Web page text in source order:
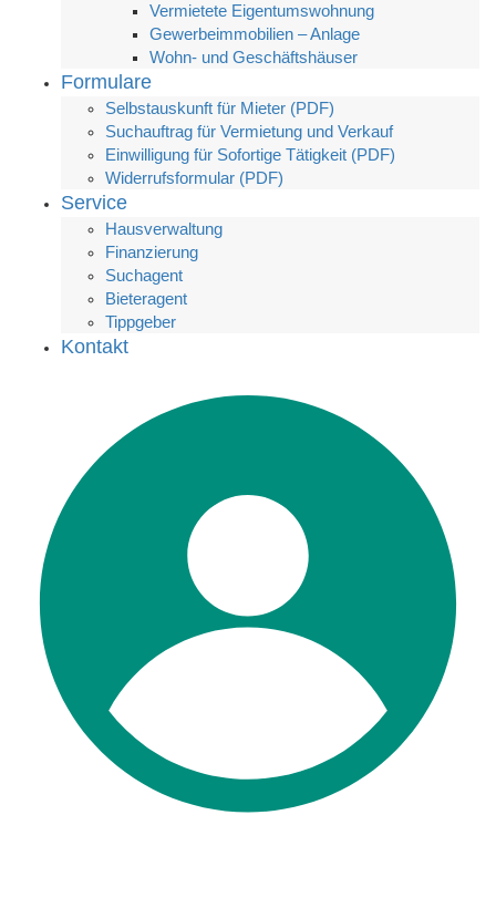
Vermietete Eigentumswohnung
Gewerbeimmobilien – Anlage
Wohn- und Geschäftshäuser
Formulare
Selbstauskunft für Mieter (PDF)
Suchauftrag für Vermietung und Verkauf
Einwilligung für Sofortige Tätigkeit (PDF)
Widerrufsformular (PDF)
Service
Hausverwaltung
Finanzierung
Suchagent
Bieteragent
Tippgeber
Kontakt